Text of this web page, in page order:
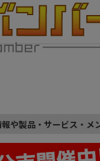
や製品・サービス・メ